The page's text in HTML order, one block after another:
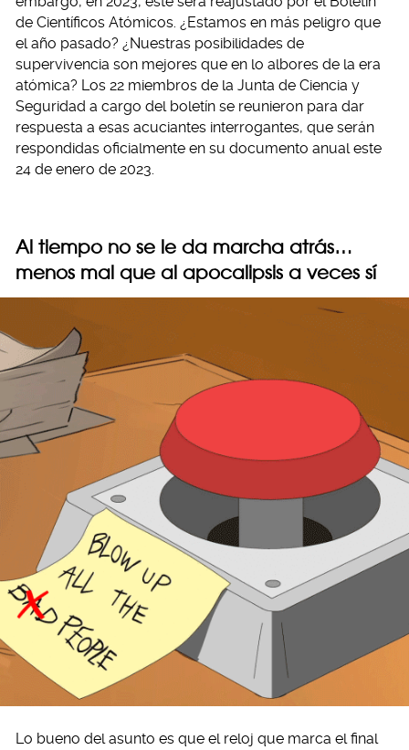
de Científicos Atómicos. ¿Estamos en más peligro que
el año pasado? ¿Nuestras posibilidades de
supervivencia son mejores que en lo albores de la era
atómica? Los 22 miembros de la Junta de Ciencia y
Seguridad a cargo del boletín se reunieron para dar
respuesta a esas acuciantes interrogantes, que serán
respondidas oficialmente en su documento anual este
24 de enero de 2023.
Al tiempo no se le da marcha atrás…
menos mal que al apocalipsis a veces sí
Lo bueno del asunto es que el reloj que marca el final